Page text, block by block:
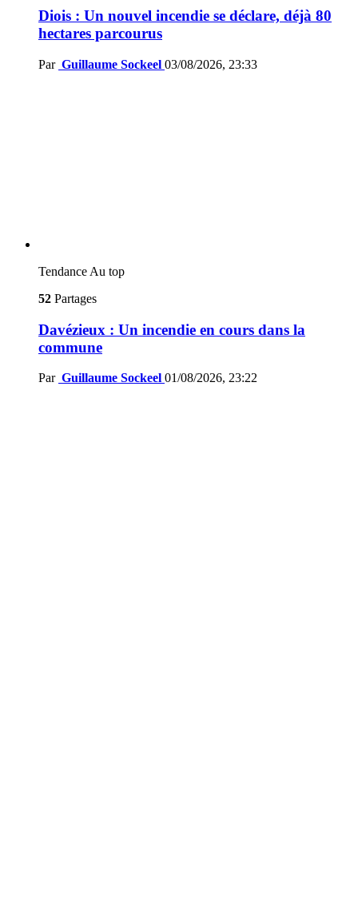
Diois : Un nouvel incendie se déclare, déjà 80
hectares parcourus
Par Guillaume Sockeel 03/08/2026, 23:33
Tendance Au top
52 Partages
Davézieux : Un incendie en cours dans la
commune
Par Guillaume Sockeel 01/08/2026, 23:22